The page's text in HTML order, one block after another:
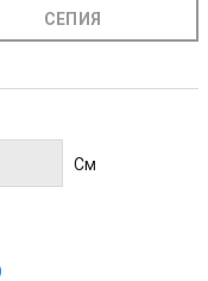
СЕПИЯ
Cм